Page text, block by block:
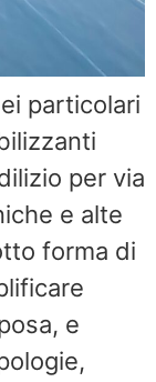
particolari
per via
e alte
forma di
e